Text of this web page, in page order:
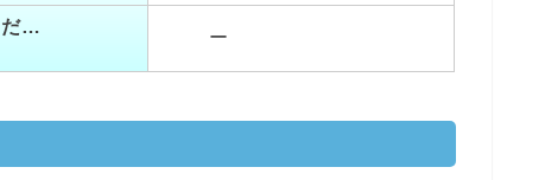
だ…
ー